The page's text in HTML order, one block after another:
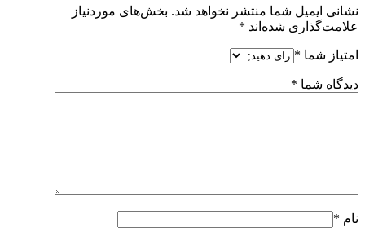
نشانی ایمیل شما منتشر نخواهد شد. بخش‌های موردنیاز
علامت‌گذاری شده‌اند *
امتیاز شما *
دیدگاه شما *
نام *